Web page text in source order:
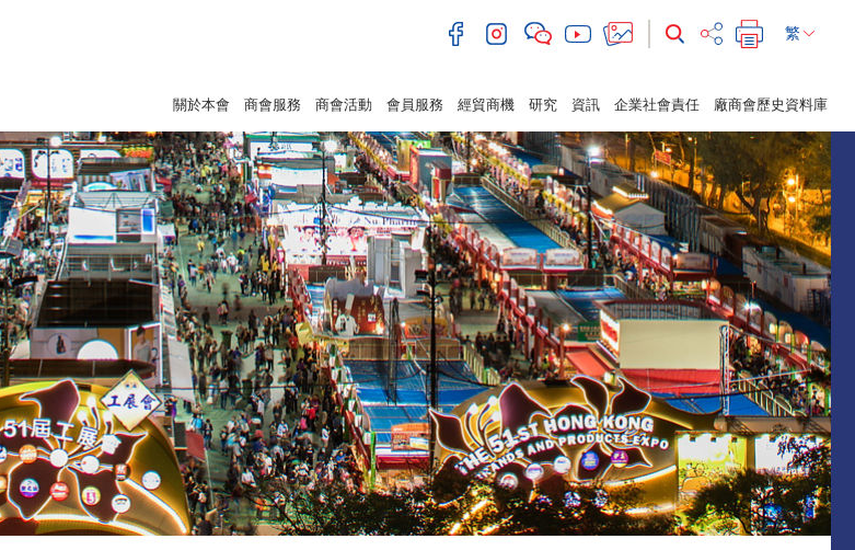
繁
關於本會 商會服務 商會活動 會員服務 經貿商機 研究 資訊 企業社會責任 廠商會歷史資料庫